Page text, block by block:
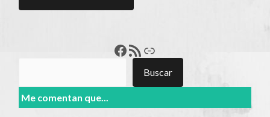
Francisco Pérez
Feed RSSEnlace
Buscar
Me comentan que...